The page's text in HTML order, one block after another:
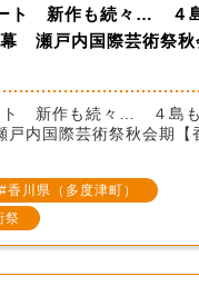
ト 新作も続々… ４
瀬戸内国際芸術祭秋
ト 新作も続々… ４島も
内国際芸術祭秋会期【
香川県（多度津町）
祭